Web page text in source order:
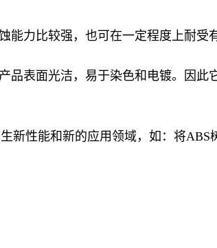
能力比较强，也可在一定程度上耐受
表面光洁，易于染色和电镀。因此
新性能和新的应用领域，如：将ABS